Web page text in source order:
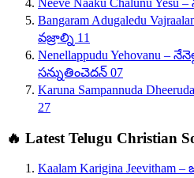
Neeve Naaku Chalunu
Bangaram Adugaledu
వజ్రాల్ని 11
Nenellappudu Yehovanu –
సన్నుతించెదన్ 07
Karuna Sampannuda
27
🔥 Latest Telugu Christian
Kaalam Karigina Jeevitham